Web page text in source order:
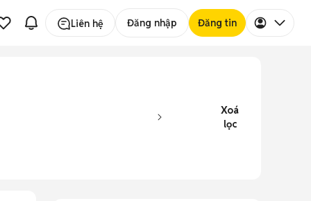
Liên hệ Đăng nhập Đăng tin
Xoá
lọc